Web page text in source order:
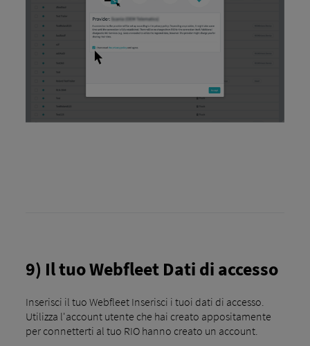
9) Il tuo Webfleet Dati di accesso
Inserisci il tuo Webfleet Inserisci i tuoi dati di accesso.
Utilizza l'account utente che hai creato appositamente
per connetterti al tuo RIO hanno creato un account.